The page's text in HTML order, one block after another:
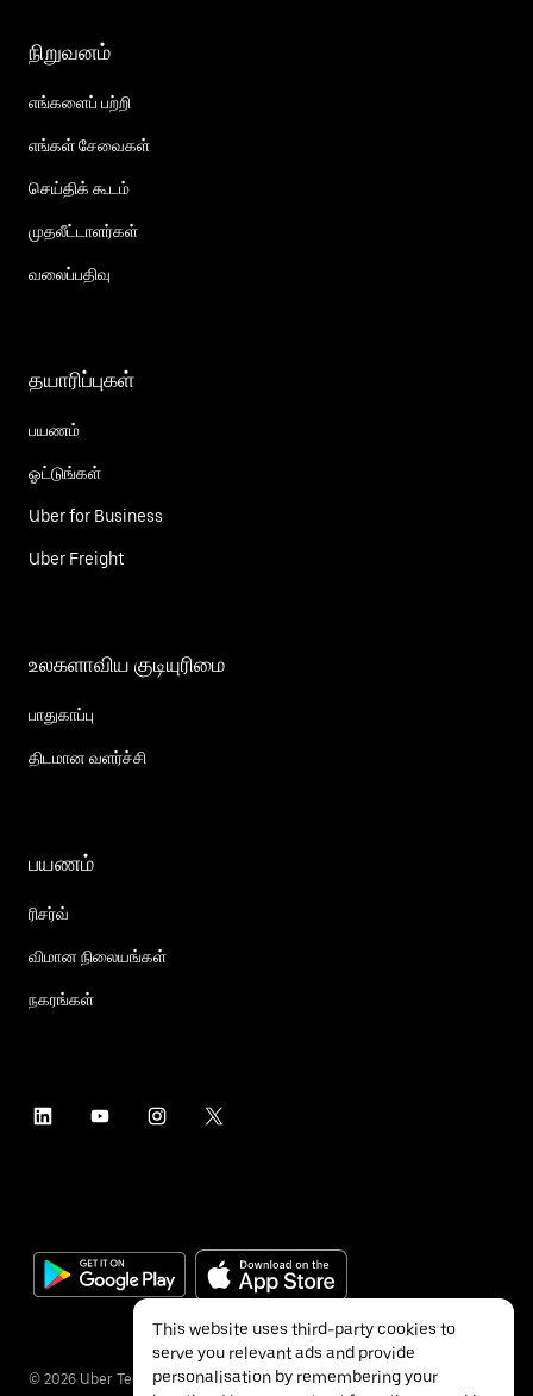
நிறுவனம்
எங்களைப் பற்றி
எங்கள் சேவைகள்
செய்திக் கூடம்
முதலீட்டாளர்கள்
வலைப்பதிவு
தயாரிப்புகள்
பயணம்
ஓட்டுங்கள்
Uber for Business
Uber Freight
உலகளாவிய குடியுரிமை
பாதுகாப்பு
திடமான வளர்ச்சி
பயணம்
ரிசர்வ்
விமான நிலையங்கள்
நகரங்கள்
© 2026 Uber Technologies Inc.
This website uses third-party cookies to
serve you relevant ads and provide
personalisation by remembering your